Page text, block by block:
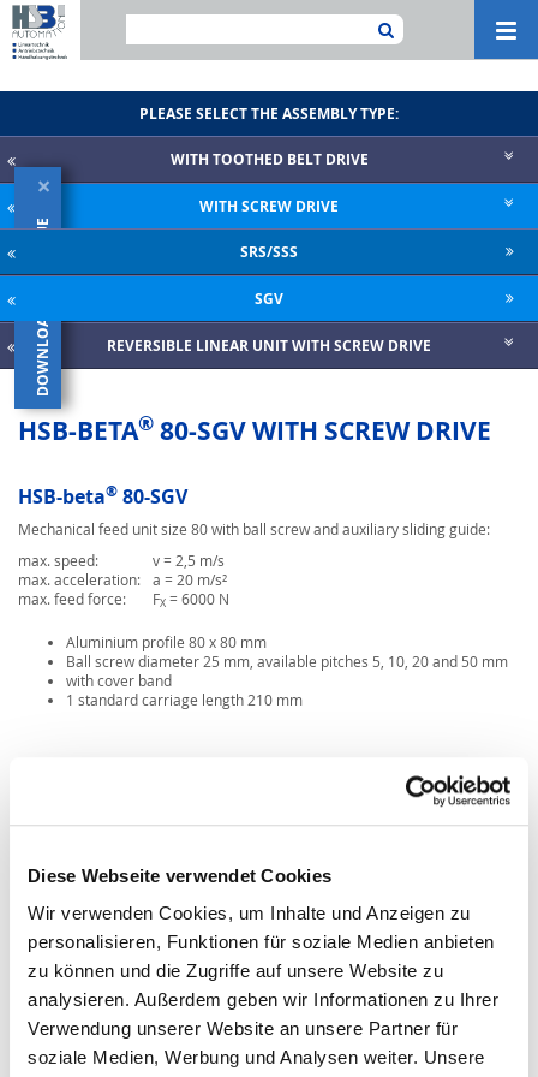
Diese Webseite verwendet Cookies
Wir verwenden Cookies, um Inhalte und Anzeigen zu
personalisieren, Funktionen für soziale Medien anbieten
zu können und die Zugriffe auf unsere Website zu
analysieren. Außerdem geben wir Informationen zu Ihrer
Verwendung unserer Website an unsere Partner für
soziale Medien, Werbung und Analysen weiter. Unsere
×
DOWNLOAD CATALOGUE
PLEASE SELECT THE ASSEMBLY TYPE:
WITH TOOTHED BELT DRIVE
WITH SCREW DRIVE
SRS/SSS
SGV
REVERSIBLE LINEAR UNIT WITH SCREW DRIVE
HSB-BETA® 80-SGV WITH SCREW DRIVE
HSB-beta® 80-SGV
Mechanical feed unit size 80 with ball screw and auxiliary sliding guide:
max. speed:
v = 2,5 m/s
max. acceleration:
a = 20 m/s²
max. feed force:
FX = 6000 N
Aluminium profile 80 x 80 mm
Ball screw diameter 25 mm, available pitches 5, 10, 20 and 50 mm
with cover band
1 standard carriage length 210 mm